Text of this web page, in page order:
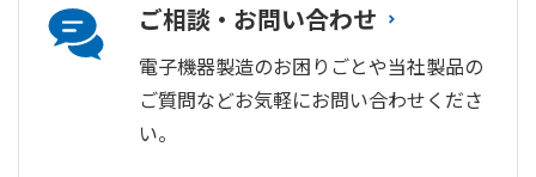
ご相談・お問い合わせ
電子機器製造のお困りごとや当社製品の
ご質問などお気軽にお問い合わせくださ
い。